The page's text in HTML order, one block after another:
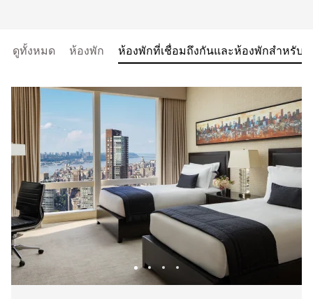
ดูทั้งหมด ห้องพัก ห้องพักที่เชื่อมถึงกันและห้องพักสำหรับค